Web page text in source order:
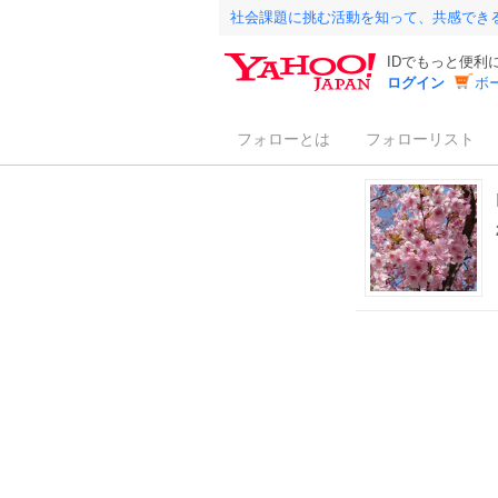
社会課題に挑む活動を知って、共感でき
IDでもっと便利
ログイン
ボ
フォローとは フォローリスト